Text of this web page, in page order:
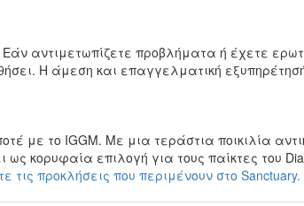
αντιμετωπίζετε προβλήματα ή έχετε
Η άμεση και επαγγελματική
με το IGGM. Με μια τεράστια ποικιλία
κορυφαία επιλογή για τους παίκτες του
τις προκλήσεις που περιμένουν στο Sanctuary.